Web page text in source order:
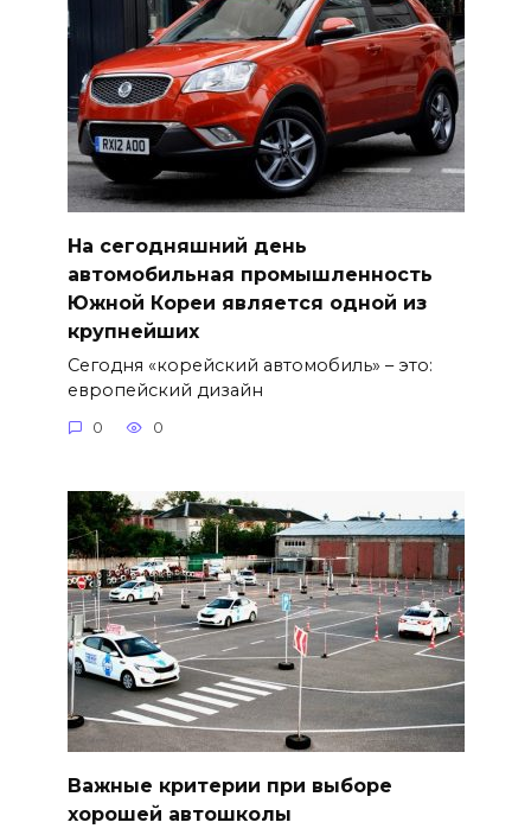
На сегодняшний день
автомобильная промышленность
Южной Кореи является одной из
крупнейших
Сегодня «корейский автомобиль» – это:
европейский дизайн
0 0
Важные критерии при выборе
хорошей автошколы